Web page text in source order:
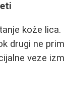
kože
drugi ne
veze